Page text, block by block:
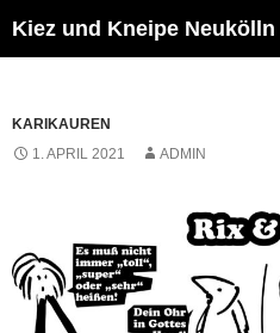
Inhalt
Kiez und Kneipe Neukölln
KARIKAUREN
1. APRIL 2021
ADMIN